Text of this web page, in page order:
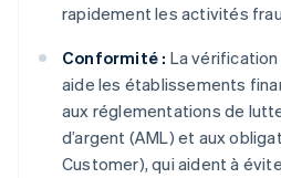
rapidement les activités
Conformité : La
aide les établissements
aux réglementations de
d’argent (AML) et aux
Customer), qui aident à